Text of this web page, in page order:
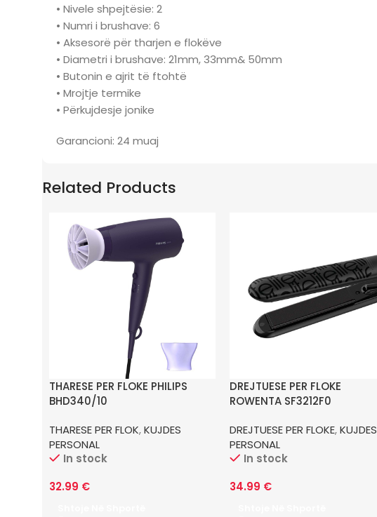
• Nivele shpejtësie: 2
• Numri i brushave: 6
• Aksesorë për tharjen e flokëve
• Diametri i brushave: 21mm, 33mm& 50mm
• Butonin e ajrit të ftohtë
• Mrojtje termike
• Përkujdesje jonike
Garancioni: 24 muaj
Related Products
THARESE PER FLOKE PHILIPS
BHD340/10
THARESE PER FLOK,KUJDES
PERSONAL
In stock
32.99 €
DREJTUESE PER FLOKE
ROWENTA SF3212F0
DREJTUESE PER FLOKE,KUJDES
PERSONAL
In stock
34.99 €